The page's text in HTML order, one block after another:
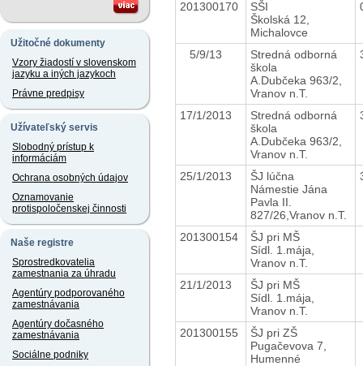
Užitočné dokumenty
Vzory žiadostí v slovenskom
jazyku a iných jazykoch
Právne predpisy
Užívateľský servis
Slobodný prístup k
informáciám
Ochrana osobných údajov
Oznamovanie
protispoločenskej činnosti
Naše registre
Sprostredkovatelia
zamestnania za úhradu
Agentúry podporovaného
zamestnávania
Agentúry dočasného
zamestnávania
Sociálne podniky
201300170
SŠI
Školská 12,
Michalovce
5/9/13
Stredná odborná
škola
A.Dubčeka 963/2,
Vranov n.T.
17/1/2013
Stredná odborná
škola
A.Dubčeka 963/2,
Vranov n.T.
25/1/2013
ŠJ lúčna
Námestie Jána
Pavla II.
827/26,Vranov n.T.
201300154
ŠJ pri MŠ
Sídl. 1.mája,
Vranov n.T.
21/1/2013
ŠJ pri MŠ
Sídl. 1.mája,
Vranov n.T.
201300155
ŠJ pri ZŠ
Pugačevova 7,
Humenné